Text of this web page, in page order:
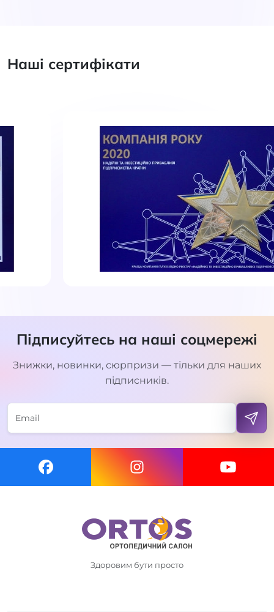
Наші сертифікати
Підписуйтесь на наші соцмережі
Знижки, новинки, сюрпризи — тільки для наших
підписників.
Здоровим бути просто